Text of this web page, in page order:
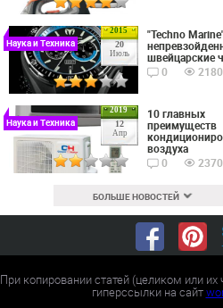
2015
20
Июль
Наука и Техника
"Techno
швейцарские
0
2019
12
Апр
Наука и Техника
10 главных
преимуществ
воздуха
0
БОЛЬШЕ НОВОСТЕЙ
При копировании статей (целиком или
гиперссылки на сайт